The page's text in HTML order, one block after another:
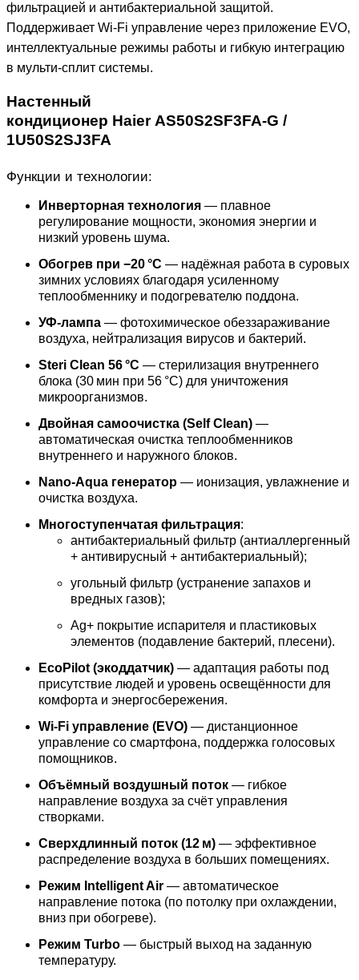
фильтрацией и антибактериальной защитой.
Поддерживает Wi‑Fi управление через приложение EVO,
интеллектуальные режимы работы и гибкую интеграцию
в мульти‑сплит системы.
Настенный
кондиционер Haier AS50S2SF3FA-G /
1U50S2SJ3FA
Функции и технологии:
Инверторная технология — плавное
регулирование мощности, экономия энергии и
низкий уровень шума.
Обогрев при −20 °C — надёжная работа в суровых
зимних условиях благодаря усиленному
теплообменнику и подогревателю поддона.
УФ‑лампа — фотохимическое обеззараживание
воздуха, нейтрализация вирусов и бактерий.
Steri Clean 56 °C — стерилизация внутреннего
блока (30 мин при 56 °C) для уничтожения
микроорганизмов.
Двойная самоочистка (Self Clean) —
автоматическая очистка теплообменников
внутреннего и наружного блоков.
Nano‑Aqua генератор — ионизация, увлажнение и
очистка воздуха.
Многоступенчатая фильтрация:
антибактериальный фильтр (антиаллергенный
+ антивирусный + антибактериальный);
угольный фильтр (устранение запахов и
вредных газов);
Ag+ покрытие испарителя и пластиковых
элементов (подавление бактерий, плесени).
EcoPilot (экоддатчик) — адаптация работы под
присутствие людей и уровень освещённости для
комфорта и энергосбережения.
Wi‑Fi управление (EVO) — дистанционное
управление со смартфона, поддержка голосовых
помощников.
Объёмный воздушный поток — гибкое
направление воздуха за счёт управления
створками.
Сверхдлинный поток (12 м) — эффективное
распределение воздуха в больших помещениях.
Режим Intelligent Air — автоматическое
направление потока (по потолку при охлаждении,
вниз при обогреве).
Режим Turbo — быстрый выход на заданную
температуру.